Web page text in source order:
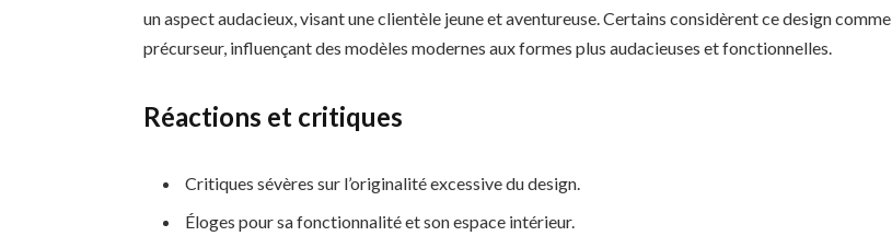
un aspect audacieux, visant une clientèle jeune et aventureuse. Certains considèrent ce design comme
précurseur, influençant des modèles modernes aux formes plus audacieuses et fonctionnelles.
Réactions et critiques
Critiques sévères sur l’originalité excessive du design.
Éloges pour sa fonctionnalité et son espace intérieur.